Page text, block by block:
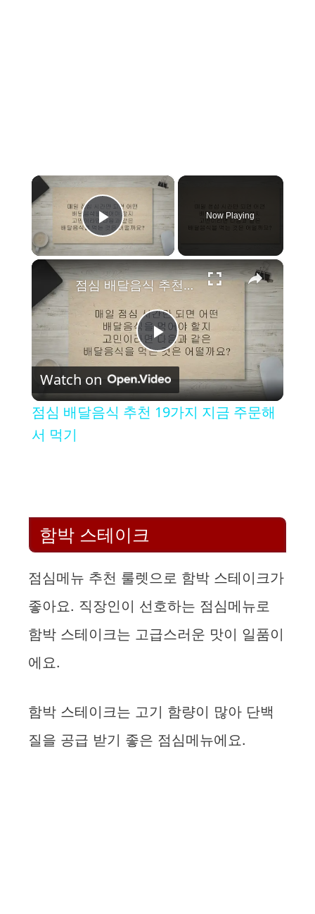
×
Play Video
Now Playing
×
P
l
V
d
e
점심 배달음식 추천 19가지 지금 주문해서 먹기
Watch on
점심 배달음식 추천 19가지 지금 주문해
서 먹기
함박 스테이크
점심메뉴 추천 룰렛으로 함박 스테이크가
좋아요. 직장인이 선호하는 점심메뉴로
함박 스테이크는 고급스러운 맛이 일품이
에요.
함박 스테이크는 고기 함량이 많아 단백
질을 공급 받기 좋은 점심메뉴에요.